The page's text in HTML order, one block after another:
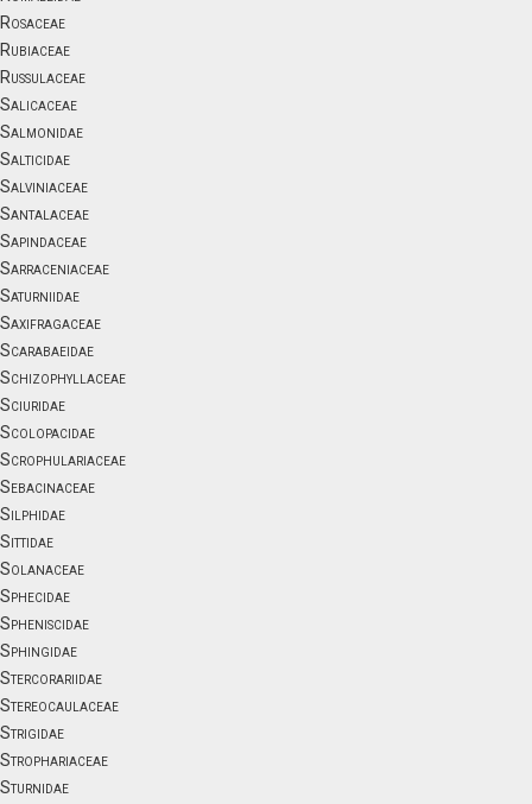
Rosaceae
Rubiaceae
Russulaceae
Salicaceae
Salmonidae
Salticidae
Salviniaceae
Santalaceae
Sapindaceae
Sarraceniaceae
Saturniidae
Saxifragaceae
Scarabaeidae
Schizophyllaceae
Sciuridae
Scolopacidae
Scrophulariaceae
Sebacinaceae
Silphidae
Sittidae
Solanaceae
Sphecidae
Spheniscidae
Sphingidae
Stercorariidae
Stereocaulaceae
Strigidae
Strophariaceae
Sturnidae